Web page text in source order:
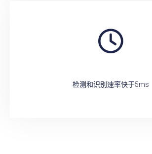
检测和识别速率快于5ms